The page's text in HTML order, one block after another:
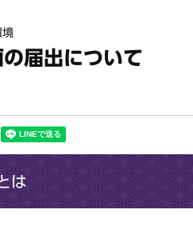
境
届出について
は